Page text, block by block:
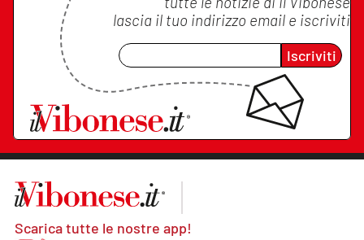
lascia il tuo indirizzo email e iscriviti
Iscriviti
Scarica tutte le nostre app!